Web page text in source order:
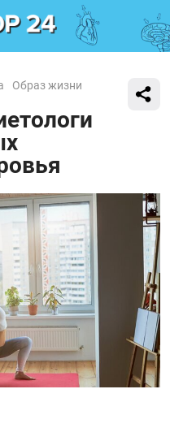
Образ жизни